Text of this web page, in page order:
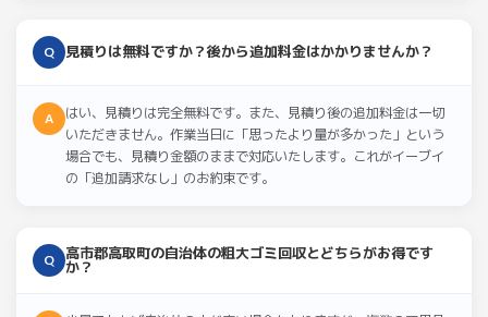
Q 見積りは無料ですか？後から追加料金はかかりませんか？
A
はい、見積りは完全無料です。また、見積り後の追加料金は一切
いただきません。作業当日に「思ったより量が多かった」という
場合でも、見積り金額のままで対応いたします。これがイーブイ
の「追加請求なし」のお約束です。
Q 高市郡高取町の自治体の粗大ゴミ回収とどちらがお得です
か？